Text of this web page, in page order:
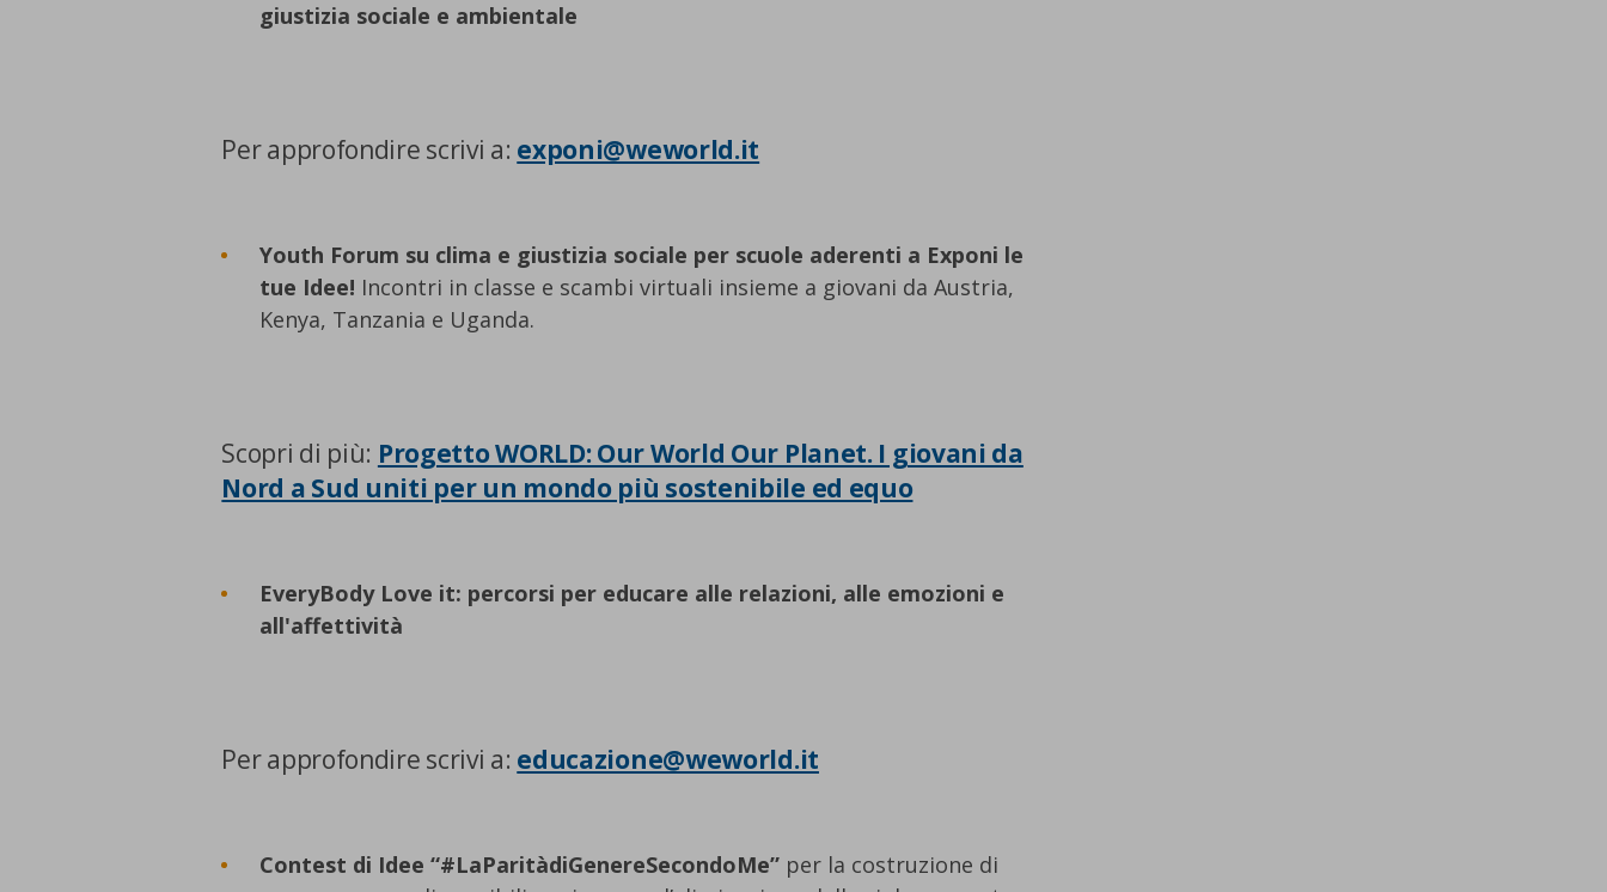
giustizia sociale e ambientale
Per approfondire scrivi a: exponi@weworld.it
Youth Forum su clima e giustizia sociale per scuole aderenti a Exponi le
tue Idee! Incontri in classe e scambi virtuali insieme a giovani da Austria,
Kenya, Tanzania e Uganda.
Scopri di più: Progetto WORLD: Our World Our Planet. I giovani da
Nord a Sud uniti per un mondo più sostenibile ed equo
EveryBody Love it: percorsi per educare alle relazioni, alle emozioni e
all'affettività
Per approfondire scrivi a: educazione@weworld.it
Contest di Idee “#LaParitàdiGenereSecondoMe” per la costruzione di